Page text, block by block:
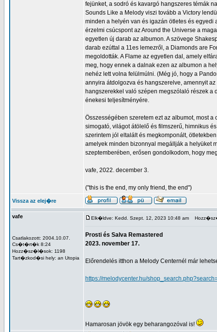
fejünket, a sodró és kavargó hangszeres témák
Sounds Like a Melody viszi tovább a Victory
minden a helyén van és igazán ötletes és
érzelmi csúcspont az Around the Universe a
egyetlen új darab az albumon. A szövege
darab ezúttal a 11es lemezről, a Diamonds are
megoldották. A Flame az egyetlen dal, amely
meg, hogy ennek a dalnak ezen az albumon a
nehéz lett volna felülmúlni. (Még jó, hogy a
annyira átdolgozva és hangszerelve, amennyit
hangszerekkel való szépen megszólaló részek
énekesi teljesítményére.
Összességében szeretem ezt az albumot, most
simogató, világot átölelő és filmszerű, himnikus
szerintem jól eltalált és megkomponált,
amelyek minden bizonnyal megállják a helyüket
szeptemberében, erősen gondolkodom, hogy
vafe, 2022. december 3.
("this is the end, my only friend, the end")
Vissza az elej�re
vafe
Csatlakozott: 2004.10.07.
Cs�t�rt�k 8:24
Hozz�sz�l�sok: 1198
Tart�zkod�si hely: an Utopia
Elk�ldve: Kedd. Szept. 12, 2023 10:48 am
Prosti és Salva Remastered
2023. november 17.
Előrendelés itthon a Melody Centernél már
https://melodycenter.hu/
Hamarosan jövök egy beharangozóval is!